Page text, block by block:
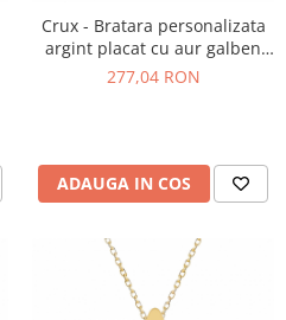
Crux - Bratara personalizata
argint placat cu aur galben
24K si snur cruce
277,04 RON
ADAUGA IN COS